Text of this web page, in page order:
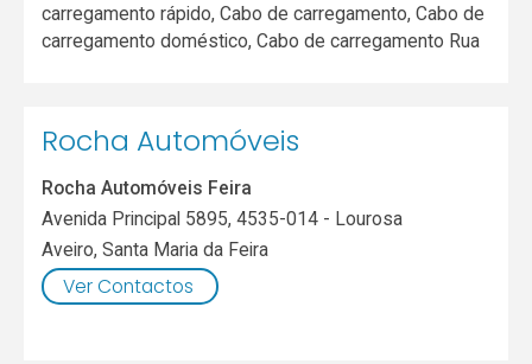
carregamento rápido, Cabo de carregamento, Cabo de
carregamento doméstico, Cabo de carregamento Rua
Rocha Automóveis
Rocha Automóveis Feira
Avenida Principal 5895, 4535-014 - Lourosa
Aveiro,Santa Maria da Feira
Ver Contactos